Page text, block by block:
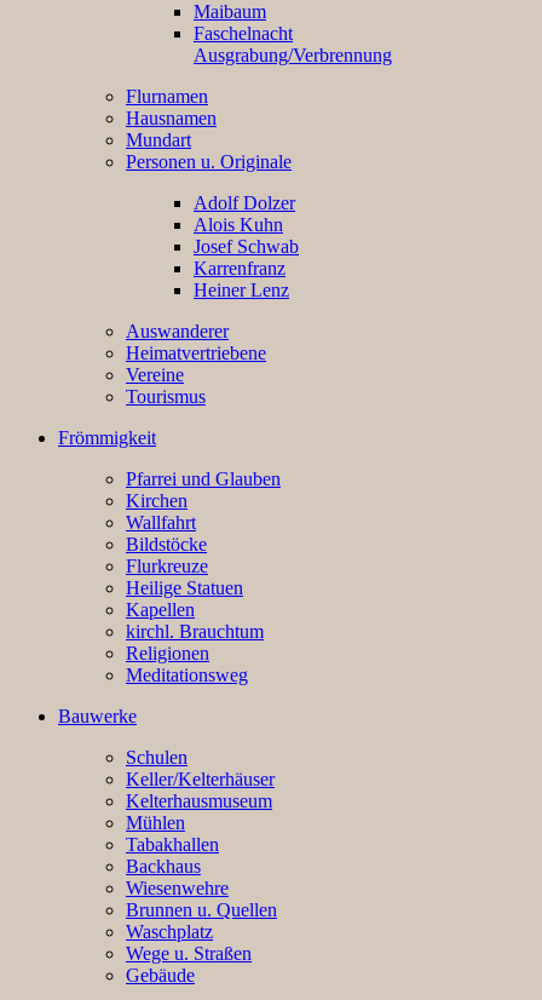
Maibaum
Faschelnacht
Ausgrabung/Verbrennung
Flurnamen
Hausnamen
Mundart
Personen u. Originale
Adolf Dolzer
Alois Kuhn
Josef Schwab
Karrenfranz
Heiner Lenz
Auswanderer
Heimatvertriebene
Vereine
Tourismus
Frömmigkeit
Pfarrei und Glauben
Kirchen
Wallfahrt
Bildstöcke
Flurkreuze
Heilige Statuen
Kapellen
kirchl. Brauchtum
Religionen
Meditationsweg
Bauwerke
Schulen
Keller/Kelterhäuser
Kelterhausmuseum
Mühlen
Tabakhallen
Backhaus
Wiesenwehre
Brunnen u. Quellen
Waschplatz
Wege u. Straßen
Gebäude